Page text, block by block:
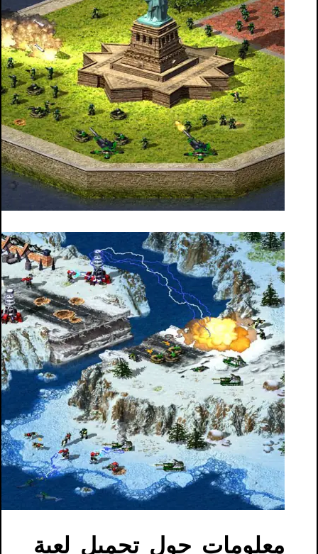
معلومات حول تحميل لعبة